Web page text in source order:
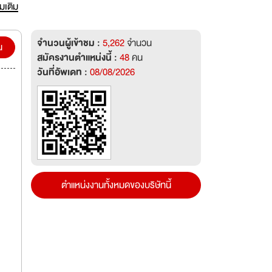
วัน
ง
เติม
จำนวนผู้เข้าชม :5,262จำนวน
สมัครงานตำแหน่งนี้ :48คน
วันที่อัพเดท :08/08/2026
ตำแหน่งงานทั้งหมดของบริษัทนี้